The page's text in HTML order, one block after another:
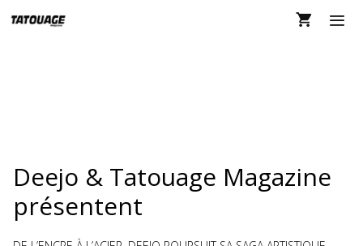
au
Deejo & Tatouage Magazine
présentent